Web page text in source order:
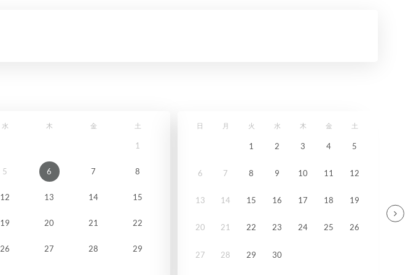
水 木 金 土
1
5 6 7 8
12 13 14 15
19 20 21 22
26 27 28 29
日 月 火 水 木 金 土
1 2 3 4 5
6 7 8 9 10 11 12
13 14 15 16 17 18 19
20 21 22 23 24 25 26
27 28 29 30